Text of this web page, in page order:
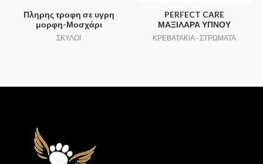
Πληρης τροφη σε υγρη
μορφη-Μοσχάρι
ΣΚΥΛΟΙ
PERFECT CARE
ΜΑΞΙΛΑΡΑ ΥΠΝΟΥ
ΚΡΕΒΑΤΑΚΙΑ - ΣΤΡΩΜΑΤΑ